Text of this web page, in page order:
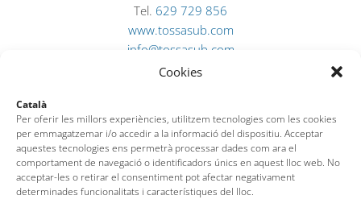
Cookies
Català
Per oferir les millors experiències, utilitzem tecnologies com les cookies
per emmagatzemar i/o accedir a la informació del dispositiu. Acceptar
aquestes tecnologies ens permetrà processar dades com ara el
comportament de navegació o identificadors únics en aquest lloc web. No
acceptar-les o retirar el consentiment pot afectar negativament
determinades funcionalitats i característiques del lloc.
Tel. 629 729 856
www.tossasub.com
info@tossasub.com
Office de Tourisme de Tossa de Mar